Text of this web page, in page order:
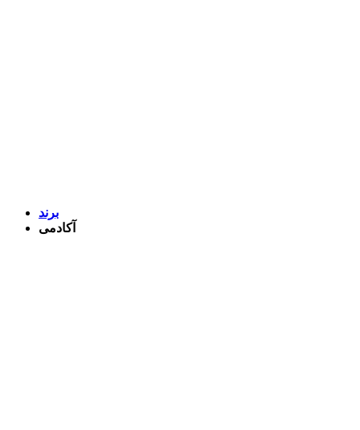
برند
آکادمی